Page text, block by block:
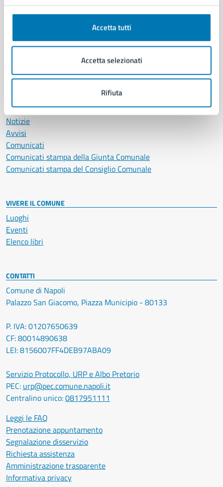
Accetta tutti
Accetta selezionati
Rifiuta
Educazione e formazione
Giustizia e sicurezza pubblica
Salute, benessere e assistenza
Vita lavorativa
NOVITÀ
Notizie
Avvisi
Comunicati
Comunicati stampa della Giunta Comunale
Comunicati stampa del Consiglio Comunale
VIVERE IL COMUNE
Luoghi
Eventi
Elenco libri
CONTATTI
Comune di Napoli
Palazzo San Giacomo, Piazza Municipio - 80133
P. IVA: 01207650639
CF: 80014890638
LEI: 8156007FF4DEB97ABA09
Servizio Protocollo, URP e Albo Pretorio
PEC: urp@pec.comune.napoli.it
Centralino unico:0817951111
Leggi le FAQ
Prenotazione appuntamento
Segnalazione disservizio
Richiesta assistenza
Amministrazione trasparente
Informativa privacy